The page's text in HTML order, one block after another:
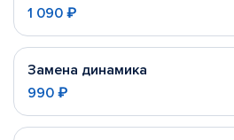
1 090 ₽
Замена динамика
990 ₽